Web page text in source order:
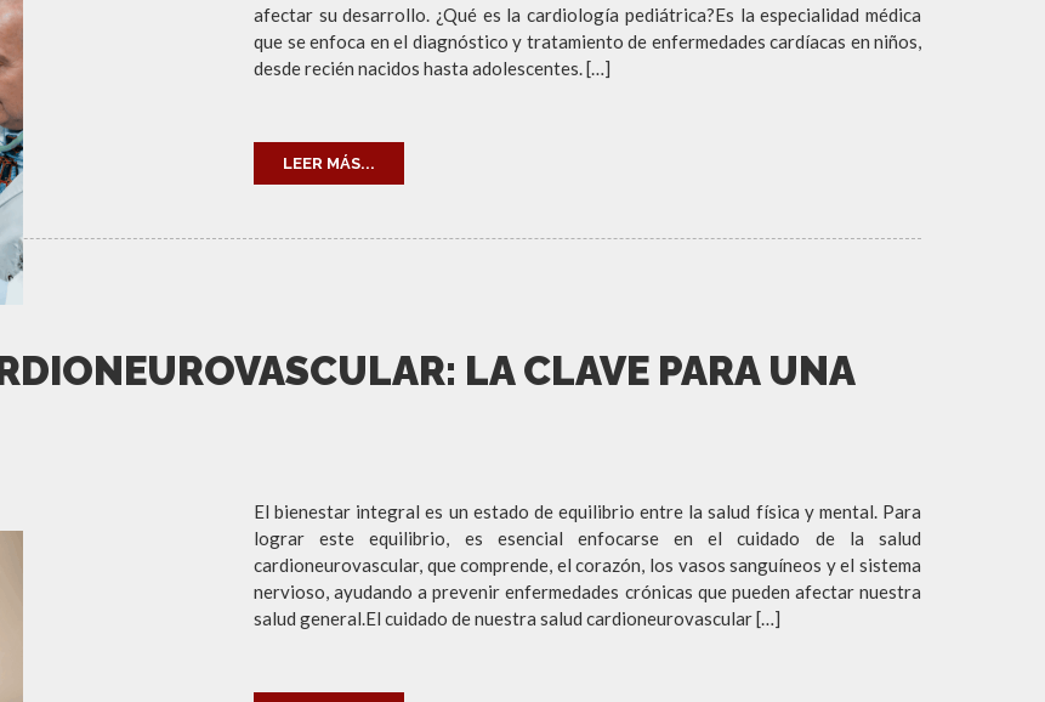
afectar su desarrollo. ¿Qué es la cardiología pediátrica?Es la especialidad médica
que se enfoca en el diagnóstico y tratamiento de enfermedades cardíacas en niños,
desde recién nacidos hasta adolescentes. […]
LEER MÁS...
LA CLAVE PARA UNA
El bienestar integral es un estado de equilibrio entre la salud física y mental. Para
lograr este equilibrio, es esencial enfocarse en el cuidado de la salud
cardioneurovascular, que comprende, el corazón, los vasos sanguíneos y el sistema
nervioso, ayudando a prevenir enfermedades crónicas que pueden afectar nuestra
salud general.El cuidado de nuestra salud cardioneurovascular […]